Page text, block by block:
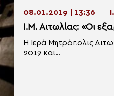
08.01.2019 | 13:36
Ι.Μ. Αιτωλίας: «Οι
Η Ιερά Μητρόπολις
2019 και...